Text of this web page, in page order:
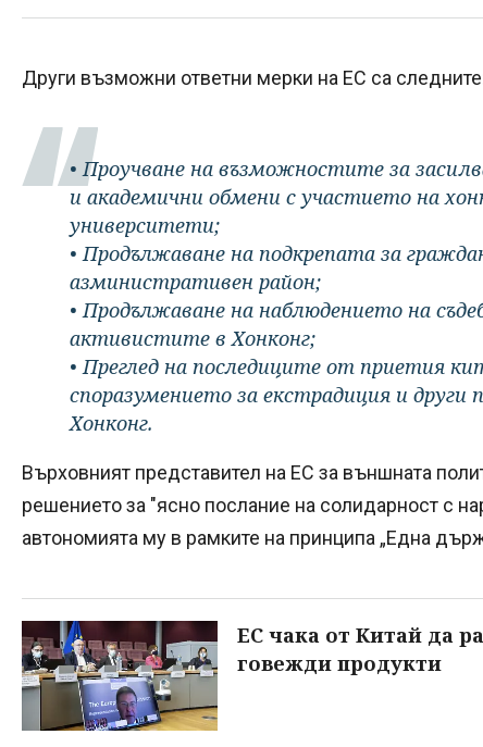
Други възможни ответни мерки на ЕС са
• Проучване на възможностите за
и академични обмени с участието на
университети;
• Продължаване на подкрепата за
азминистративен район;
• Продължаване на наблюдението на
активистите в Хонконг;
• Преглед на последиците от приетия
споразумението за екстрадиция и други
Хонконг.
Върховният представител на ЕС за външната
решението за "ясно послание на солидарност с
автономията му в рамките на принципа „Една
ЕС чака от Китай да
говежди продукти